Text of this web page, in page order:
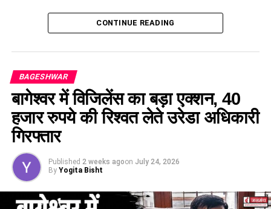
CONTINUE READING
BAGESHWAR
बागेश्वर में विजिलेंस का बड़ा एक्शन, 40
हजार रुपये की रिश्वत लेते उरेडा अधिकारी
गिरफ्तार
Published 2 weeks agoon July 24, 2026
By Yogita Bisht